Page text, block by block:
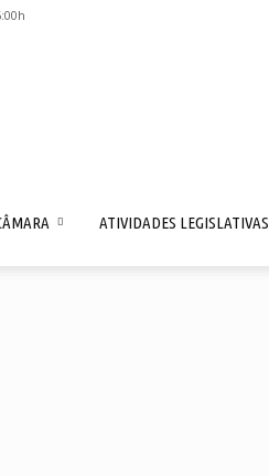
ATIVIDADES LEGISLATIVAS